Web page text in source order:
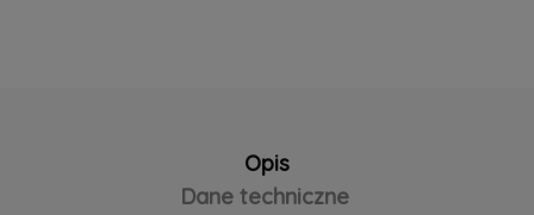
Opis
Dane techniczne